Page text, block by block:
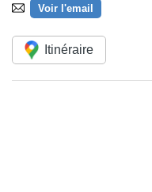
Voir l'email
Itinéraire